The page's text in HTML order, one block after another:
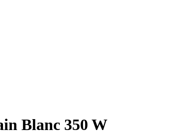
Blanc 350 W